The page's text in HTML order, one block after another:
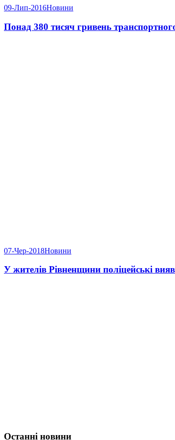
09-Лип-2016Новини
Понад 380 тисяч гривень
07-Чер-2018Новини
У жителів Рівненщини поліцейські
Останні новини